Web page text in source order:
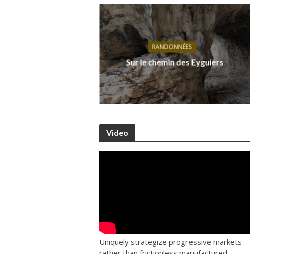
RANDONNÉES
Sur le chemin des Eyguiers
Video
Uniquely strategize progressive markets